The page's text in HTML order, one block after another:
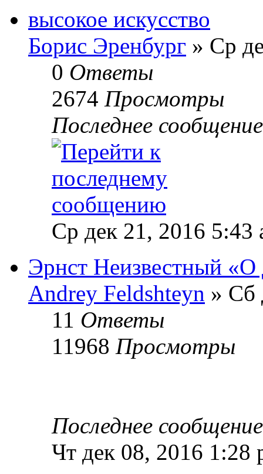
высокое искусство
Борис Эренбург » Ср
0 Ответы
2674 Просмотры
Последнее
Ср дек 21, 2016 5:43
Эрнст Неизвестный «О
Andrey Feldshteyn » Сб
11 Ответы
11968 Просмотры
Последнее
Чт дек 08, 2016 1:28